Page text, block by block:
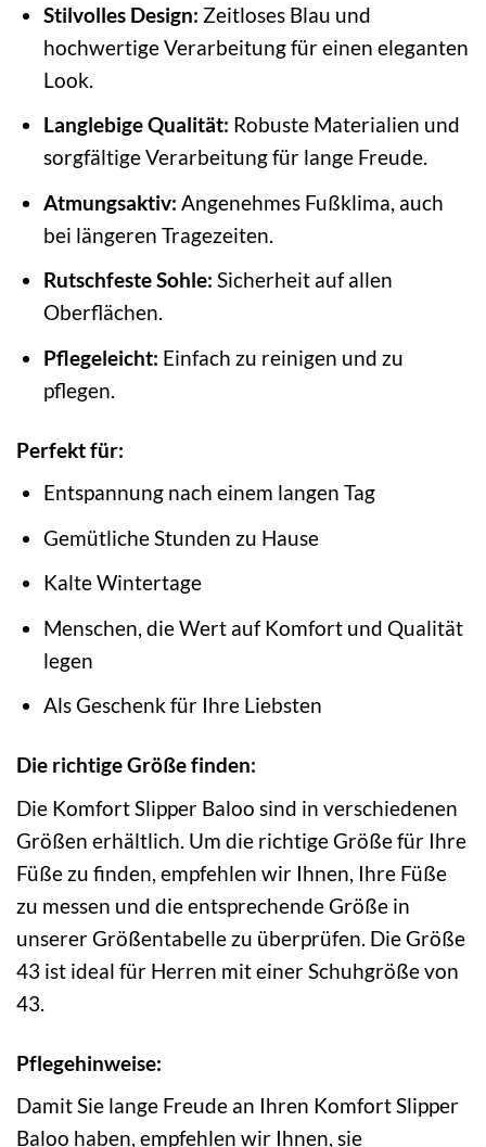
Stilvolles Design: Zeitloses Blau und
hochwertige Verarbeitung für einen eleganten
Look.
Langlebige Qualität: Robuste Materialien und
sorgfältige Verarbeitung für lange Freude.
Atmungsaktiv: Angenehmes Fußklima, auch
bei längeren Tragezeiten.
Rutschfeste Sohle: Sicherheit auf allen
Oberflächen.
Pflegeleicht: Einfach zu reinigen und zu
pflegen.
Perfekt für:
Entspannung nach einem langen Tag
Gemütliche Stunden zu Hause
Kalte Wintertage
Menschen, die Wert auf Komfort und Qualität
legen
Als Geschenk für Ihre Liebsten
Die richtige Größe finden:
Die Komfort Slipper Baloo sind in verschiedenen
Größen erhältlich. Um die richtige Größe für Ihre
Füße zu finden, empfehlen wir Ihnen, Ihre Füße
zu messen und die entsprechende Größe in
unserer Größentabelle zu überprüfen. Die Größe
43 ist ideal für Herren mit einer Schuhgröße von
43.
Pflegehinweise:
Damit Sie lange Freude an Ihren Komfort Slipper
Baloo haben, empfehlen wir Ihnen, sie